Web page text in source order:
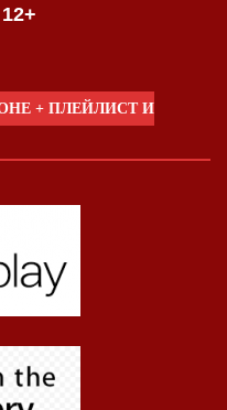
+ ПЛЕЙЛИСТ И